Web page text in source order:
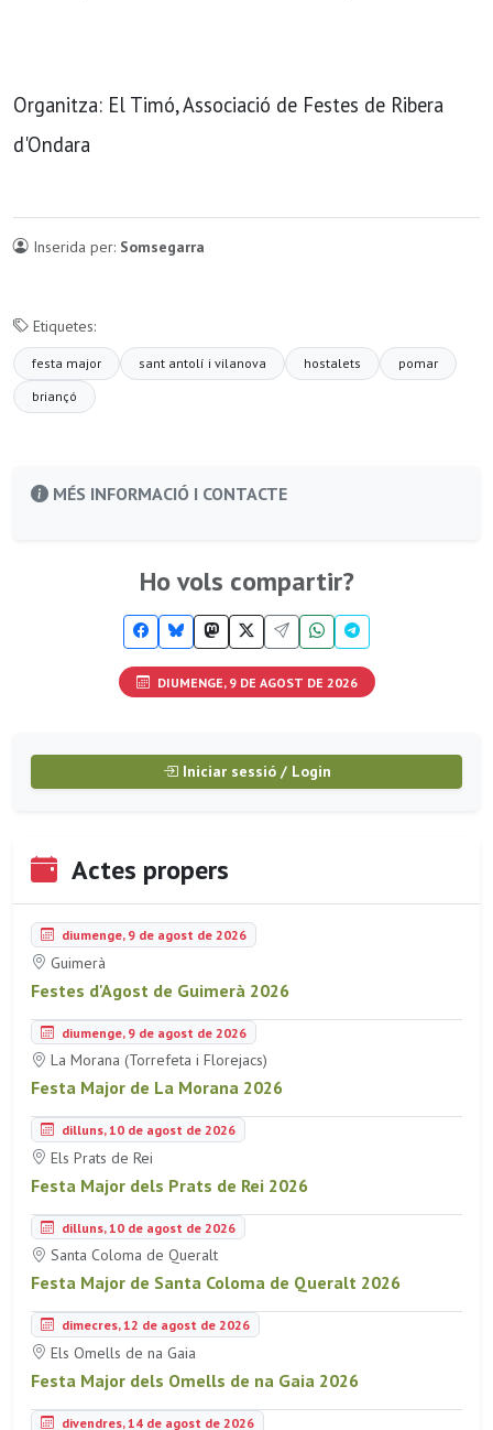
Organitza: El Timó, Associació de Festes de Ribera
d'Ondara
Inserida per: Somsegarra
Etiquetes:
festa major sant antolí i vilanova hostalets
pomar
briançó
MÉS INFORMACIÓ I CONTACTE
Ho vols compartir?
DIUMENGE, 9 DE AGOST DE 2026
Iniciar sessió / Login
Actes propers
diumenge, 9 de agost de 2026
Guimerà
Festes d'Agost de Guimerà 2026
diumenge, 9 de agost de 2026
La Morana (Torrefeta i Florejacs)
Festa Major de La Morana 2026
dilluns, 10 de agost de 2026
Els Prats de Rei
Festa Major dels Prats de Rei 2026
dilluns, 10 de agost de 2026
Santa Coloma de Queralt
Festa Major de Santa Coloma de Queralt 2026
dimecres, 12 de agost de 2026
Els Omells de na Gaia
Festa Major dels Omells de na Gaia 2026
divendres, 14 de agost de 2026